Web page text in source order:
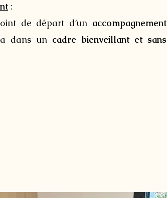
:
de départ d’un accompagnement
dans un cadre bienveillant et sans